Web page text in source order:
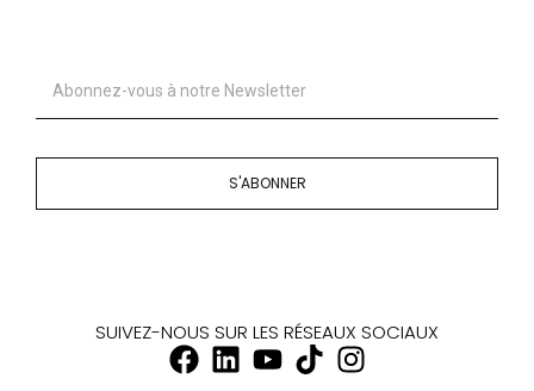
S'ABONNER
SUIVEZ-NOUS SUR LES RÉSEAUX SOCIAUX